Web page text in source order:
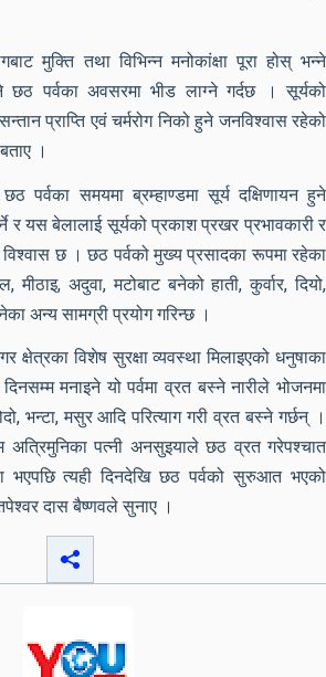
मुक्ति तथा विभिन्न मनोकांक्षा पूरा होस् भन्ने
छठ पर्वका अवसरमा भीड लाग्ने गर्दछ । सूर्यको
प्राप्ति एवं चर्मरोग निको हुने जनविश्वास रहेको
।
पर्वका समयमा ब्रम्हाण्डमा सूर्य दक्षिणायन हुने
र यस बेलालाई सूर्यको प्रकाश प्रखर प्रभावकारी र
छ । छठ पर्वको मुख्य प्रसादका रूपमा रहेका
अदुवा, मटोबाट बनेको हाती, कुर्वार, दियो,
अन्य सामग्री प्रयोग गरिन्छ ।
क्षेत्रका विशेष सुरक्षा व्यवस्था मिलाइएको धनुषाका
मनाइने यो पर्वमा व्रत बस्ने नारीले भोजनमा
भन्टा, मसुर आदि परित्याग गरी व्रत बस्ने गर्छन् ।
अत्रिमुनिका पत्नी अनसुइयाले छठ व्रत गरेपश्चात
भएपछि त्यही दिनदेखि छठ पर्वको सुरुआत भएको
दास बैष्णवले सुनाए ।